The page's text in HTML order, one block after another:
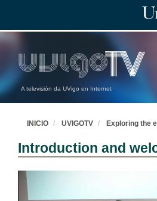
A televisión da UVigo en Internet
INICIO UVIGOTV Exploring the
Introduction and